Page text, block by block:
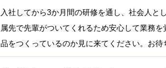
入社してから3か月間の研修を通し、社会人と
属先で先輩がついてくれるため安心して業務
品をつくっているのか見に来てください。お待